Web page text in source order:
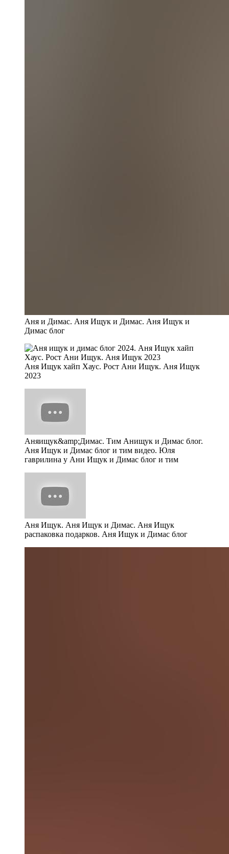
Аня и Димас. Аня Ищук и Димас. Аня Ищук и
Димас блог
Аня Ищук хайп Хаус. Рост Ани Ищук. Аня Ищук
2023
Аняищук&amp;Димас. Тим Анищук и Димас блог.
Аня Ищук и Димас блог и тим видео. Юля
гаврилина у Ани Ищук и Димас блог и тим
Аня Ищук. Аня Ищук и Димас. Аня Ищук
распаковка подарков. Аня Ищук и Димас блог